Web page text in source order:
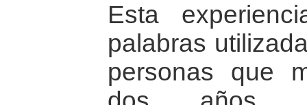
Esta
palabras
personas que